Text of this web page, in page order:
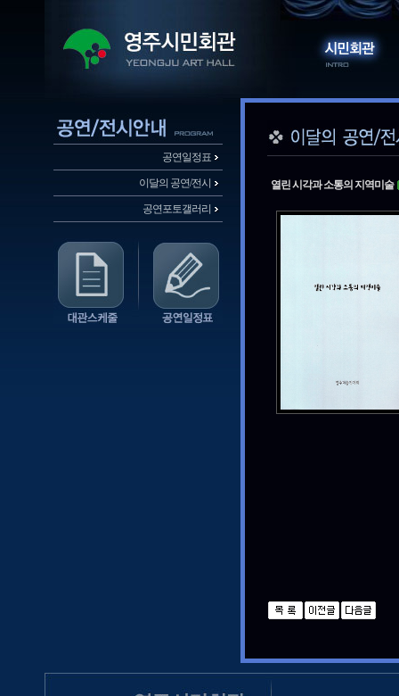
공연일정표
이달의 공연/전시
공연포토갤러리
열린 시각과 소통의 지역미술